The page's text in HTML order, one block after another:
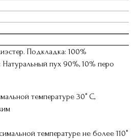
Подкладка: 100%
Натуральный пух 90%, 10% перо
температуре 30° C,
температуре не более 110°